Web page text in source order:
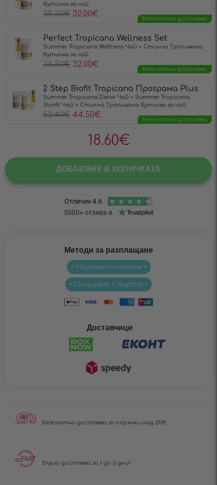
бутилка за чай
35.50€ 32.00€
Безплатна доставка
Perfect Tropicana Wellness Set
Summer Tropicana Wellness Чай + Стилна Тропикана
бутилка за чай
35.50€ 32.00€
Безплатна доставка
2 Step Biofit Tropicana Програма Plus
Summer Tropicana Detox Чай + Summer Tropicana
Slimfit Чай + Стилна Тропикана бутилка за чай
52.40€ 44.50€
Безплатна доставка
18.60€
ДОБАВЯНЕ В КОЛИЧКАТА
Методи за разплащане
• Наложен платеж •
• Плащане с карта •
Доставчици
Безплатна доставка за поръчки над 25€
Бърза доставка за 1 до 3 дни!